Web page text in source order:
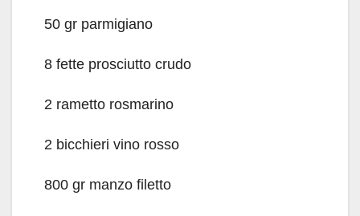
50 gr parmigiano
8 fette prosciutto crudo
2 rametto rosmarino
2 bicchieri vino rosso
800 gr manzo filetto